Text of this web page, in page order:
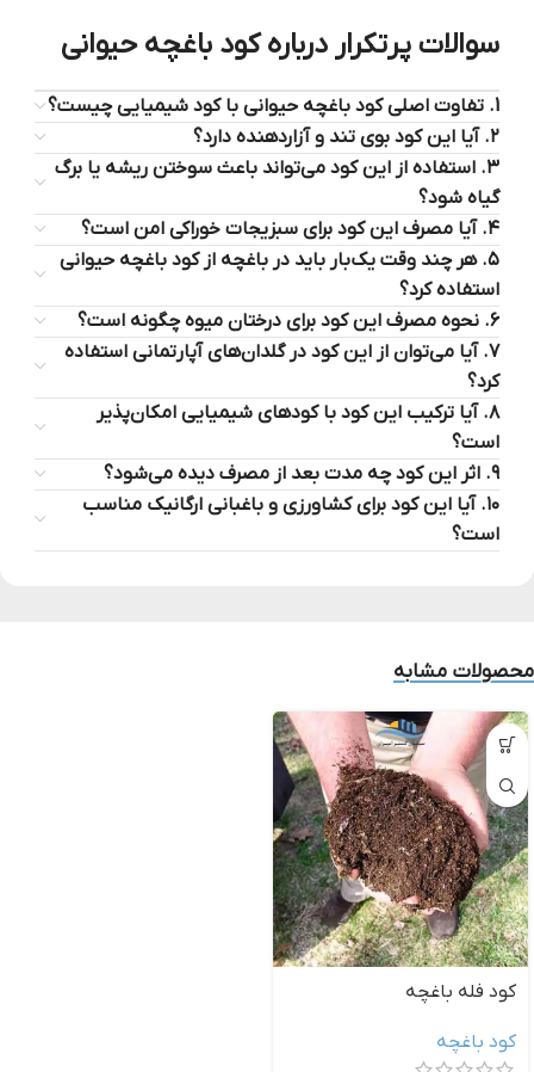
سوالات پرتکرار درباره کود باغچه حیوانی
1. تفاوت اصلی کود باغچه حیوانی با کود شیمیایی چیست؟
۲. آیا این کود بوی تند و آزاردهنده دارد؟
۳. استفاده از این کود می‌تواند باعث سوختن ریشه یا برگ
گیاه شود؟
۴. آیا مصرف این کود برای سبزیجات خوراکی امن است؟
۵. هر چند وقت یک‌بار باید در باغچه از کود باغچه حیوانی
استفاده کرد؟
۶. نحوه مصرف این کود برای درختان میوه چگونه است؟
۷. آیا می‌توان از این کود در گلدان‌های آپارتمانی استفاده
کرد؟
۸. آیا ترکیب این کود با کودهای شیمیایی امکان‌پذیر
است؟
۹. اثر این کود چه مدت بعد از مصرف دیده می‌شود؟
۱۰. آیا این کود برای کشاورزی و باغبانی ارگانیک مناسب
است؟
محصولات مشابه
کود فله باغچه
کود باغچه